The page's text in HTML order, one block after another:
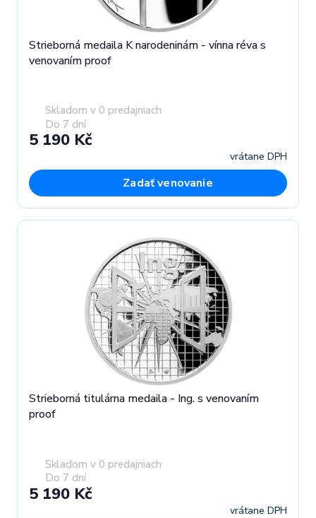
Strieborná medaila K narodeninám - vínna réva s
venovaním proof
Skladom v 0 predajniach
Do 7 dní
5 190 Kč
vrátane DPH
Zadať venovanie
Strieborná titulárna medaila - Ing. s venovaním
proof
Skladom v 0 predajniach
Do 7 dní
5 190 Kč
vrátane DPH